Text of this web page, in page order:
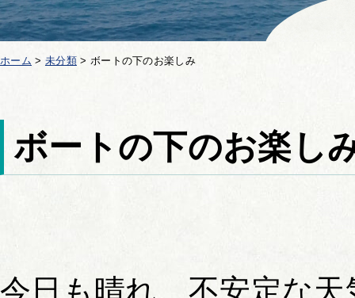
ホーム > 未分類> ボートの下のお楽しみ
ボートの下のお楽し
今日も晴れ、不安定な